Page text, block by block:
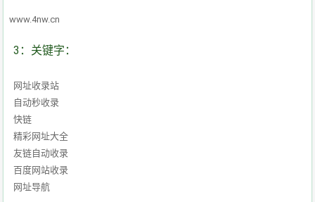
www.4nw.cn
3：关键字：
网址收录站
自动秒收录
快链
精彩网址大全
友链自动收录
百度网站收录
网址导航